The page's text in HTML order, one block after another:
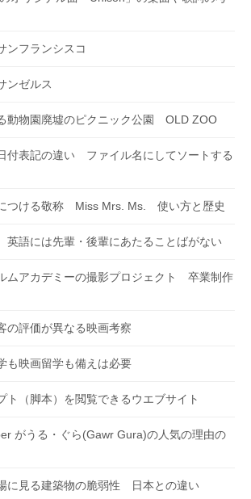
ンフランシスコ
ンゼルス
動物園廃墟のピクニック公園 OLD ZOO
付表記の違い ファイル名にしてソートする
つける敬称 Miss Mrs. Ms. 使い方と歴史
語には先輩・後輩にあたることばがない
ムアカデミーの撮影プロジェクト 卒業制作
の評価が異なる映画考察
映画留学も備えは必要
ト（脚本）を閲覧できるウエブサイト
がうる・ぐら(Gawr Gura)の人気の理由の
に見る建築物の脆弱性 日本との違い